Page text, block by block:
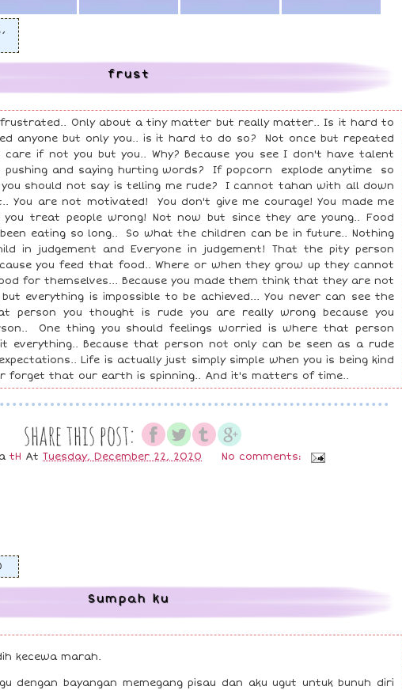
frust
Only about a tiny matter but really matter.. Is it hard to
anyone but only you.. is it hard to do so? Not once but repeated
if not you but you.. Why? Because you see I don't have talent
and saying hurting words? If popcorn explode anytime so
should not say is telling me rude? I cannot tahan with all down
You are not motivated! You don't give me courage! You made me
treat people wrong! Not now but since they are young.. Food
eating so long.. So what the children can be in future.. Nothing
in judgement and Everyone in judgement! That the pity person
you feed that food.. Where or when they grow up they cannot
for themselves... Because you made them think that they are not
everything is impossible to be achieved... You never can see the
person you thought is rude you are really wrong because you
One thing you should feelings worried is where that person
everything.. Because that person not only can be seen as a rude
Life is actually just simply simple when you is being kind
forget that our earth is spinning.. And it's matters of time..
tH AtTuesday, December 22, 2020 No comments:
Sumpah ku
kecewa marah.
dengan bayangan memegang pisau dan aku ugut untuk bunuh diri